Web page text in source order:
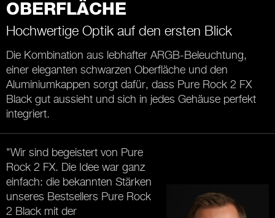
OBERFLÄCHE
Hochwertige Optik auf den ersten Blick
Die Kombination aus lebhafter ARGB-Beleuchtung,
einer eleganten schwarzen Oberfläche und den
Aluminiumkappen sorgt dafür, dass Pure Rock 2 FX
Black gut aussieht und sich in jedes Gehäuse perfekt
integriert.
"Wir sind begeistert von Pure
Rock 2 FX. Die Idee war ganz
einfach: die bekannten Stärken
unseres Bestsellers Pure Rock
2 Black mit der